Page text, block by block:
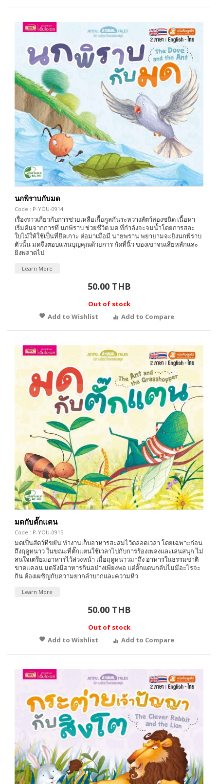
นกพิราบกับมด
Code : P-YOU-0914
เรื่องราวเกี่ยวกับการช่วยเหลือเกื้อกูลกันระหว่างสัตว์สองชนิด เนื้อหา
เริ่มต้นจากการที่ นกพิราบ ช่วยชีวิต มด ที่กำลังจะจมน้ำโดยการสละ
ใบไม้ให้ใช้เป็นที่ยึดเกาะ ต่อมาเมื่อมี นายพราน พยายามจะยิงนกพิราบ
ตัวนั้น มดจึงตอบแทนบุญคุณด้วยการ กัดที่นิ้ว ของเขาจนเสียหลักและ
ยิงพลาดไป
Learn More
50.00 THB
Out of stock
Add to Wishlist
Add to Compare
มดกับตั๊กแตน
Code : P-YOU-0915
มดเป็นสัตว์ที่ขยัน ทำงานเก็บอาหารสะสมไว้ตลอดเวลา โดยเฉพาะก่อน
ถึงฤดูหนาว ในขณะที่ตั๊กแตนใช้เวลาไปกับการร้องเพลงและเล่นสนุก ไม่
สนใจเตรียมอาหารไว้ล่วงหน้า เมื่อฤดูหนาวมาถึง อาหารในธรรมชาติ
ขาดแคลน มดจึงมีอาหารกินอย่างเพียงพอ แต่ตั๊กแตนกลับไม่มีอะไรจะ
กิน ต้องเผชิญกับความยากลำบากและความหิว
Learn More
50.00 THB
Out of stock
Add to Wishlist
Add to Compare